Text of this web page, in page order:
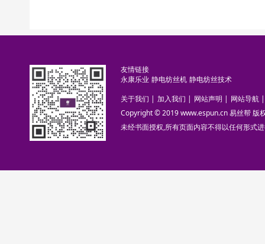
友情链接
永康乐业 静电纺丝机 静电纺丝技术
关于我们 | 加入我们 | 网站声明 | 网站导航 |
Copyright © 2019 www.espun.cn 易丝帮 版
未经书面授权,所有页面内容不得以任何形式